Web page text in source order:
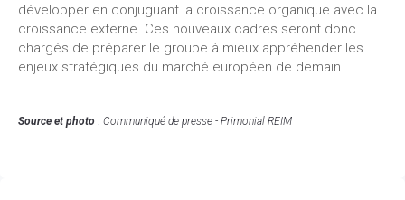
développer en conjuguant la croissance organique avec la
croissance externe. Ces nouveaux cadres seront donc
chargés de préparer le groupe à mieux appréhender les
enjeux stratégiques du marché européen de demain.
Source et photo : Communiqué de presse - Primonial REIM